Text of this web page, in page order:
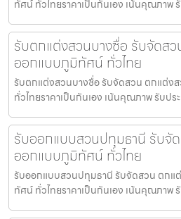
ทัศน์ ทั่วไทยราคาเป็นกันเอง เน้นคุณภาพ
รับตกแต่งสวนบางซื่อ รับจัดส
ออกแบบภูมิทัศน์ ทั่วไทย
รับตกแต่งสวนบางซื่อ รับจัดสวน ตกแต่
ทั่วไทยราคาเป็นกันเอง เน้นคุณภาพ รับป
รับออกแบบสวนปทุมธานี รับจั
ออกแบบภูมิทัศน์ ทั่วไทย
รับออกแบบสวนปทุมธานี รับจัดสวน ตก
ทัศน์ ทั่วไทยราคาเป็นกันเอง เน้นคุณภาพ